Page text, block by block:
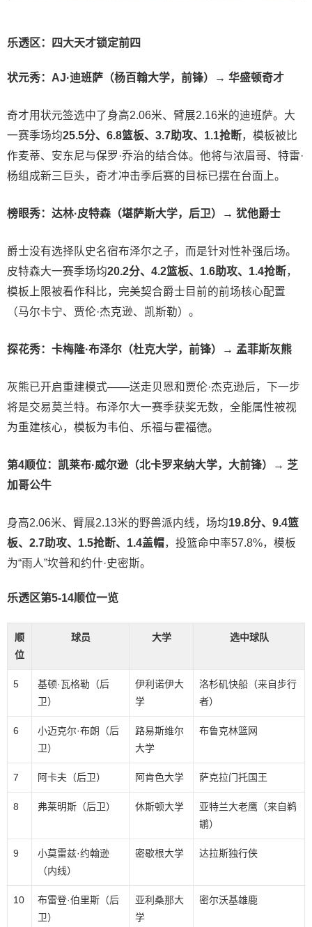
乐透区：四大天才锁定前四
状元秀：AJ·迪班萨（杨百翰大学，前锋）→ 华盛顿奇才
奇才用状元签选中了身高2.06米、臂展2.16米的迪班萨。大
一赛季场均25.5分、6.8篮板、3.7助攻、1.1抢断，模板被比
作麦蒂、安东尼与保罗·乔治的结合体。他将与浓眉哥、特雷·
杨组成新三巨头，奇才冲击季后赛的目标已摆在台面上。
榜眼秀：达林·皮特森（堪萨斯大学，后卫）→ 犹他爵士
爵士没有选择队史名宿布泽尔之子，而是针对性补强后场。
皮特森大一赛季场均20.2分、4.2篮板、1.6助攻、1.4抢断，
模板上限被看作科比，完美契合爵士目前的前场核心配置
（马尔卡宁、贾伦·杰克逊、凯斯勒）。
探花秀：卡梅隆·布泽尔（杜克大学，前锋）→ 孟菲斯灰熊
灰熊已开启重建模式——送走贝恩和贾伦·杰克逊后，下一步
将是交易莫兰特。布泽尔大一赛季获奖无数，全能属性被视
为重建核心，模板为韦伯、乐福与霍福德。
第4顺位：凯莱布·威尔逊（北卡罗来纳大学，大前锋）→ 芝
加哥公牛
身高2.06米、臂展2.13米的野兽派内线，场均19.8分、9.4篮
板、2.7助攻、1.5抢断、1.4盖帽，投篮命中率57.8%，模板
为“雨人”坎普和约什·史密斯。
乐透区第5-14顺位一览
顺
位
球员 大学 选中球队
5
基顿·瓦格勒（后
卫）
伊利诺伊大
学
洛杉矶快船（来自步行
者）
6
小迈克尔·布朗（后
卫）
路易斯维尔
大学
布鲁克林篮网
7 阿卡夫（后卫） 阿肯色大学 萨克拉门托国王
8 弗莱明斯（后卫） 休斯顿大学
亚特兰大老鹰（来自鹈
鹕）
9
小莫雷兹·约翰逊
（内线）
密歇根大学 达拉斯独行侠
10
布雷登·伯里斯（后
卫）
亚利桑那大
学
密尔沃基雄鹿